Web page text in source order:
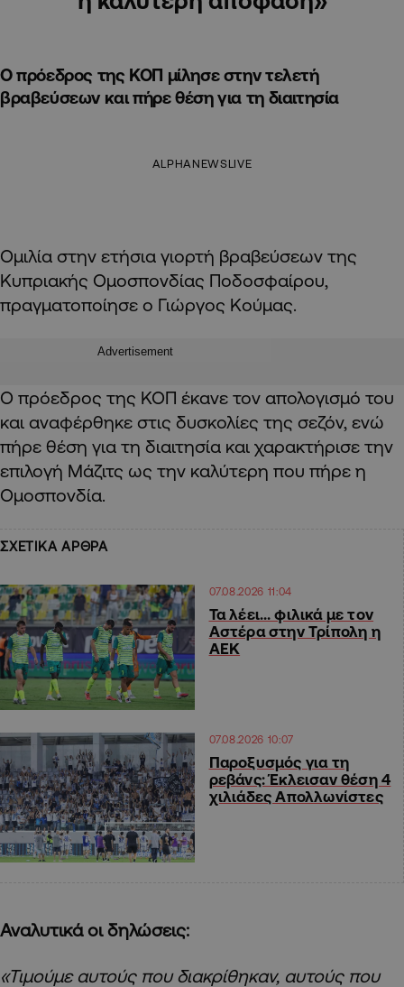
Ο πρόεδρος της ΚΟΠ μίλησε στην τελετή
βραβεύσεων και πήρε θέση για τη διαιτησία
ALPHANEWSLIVE
Ομιλία στην ετήσια γιορτή βραβεύσεων της
Κυπριακής Ομοσπονδίας Ποδοσφαίρου,
πραγματοποίησε ο Γιώργος Κούμας.
Advertisement
Ο πρόεδρος της ΚΟΠ έκανε τον απολογισμό του
και αναφέρθηκε στις δυσκολίες της σεζόν, ενώ
πήρε θέση για τη διαιτησία και χαρακτήρισε την
επιλογή Μάζιτς ως την καλύτερη που πήρε η
Ομοσπονδία.
ΣΧΕΤΙΚΑ ΑΡΘΡΑ
07.08.2026 11:04
Τα λέει… φιλικά με τον
Αστέρα στην Τρίπολη η
ΑΕΚ
07.08.2026 10:07
Παροξυσμός για τη
ρεβάνς: Έκλεισαν θέση 4
χιλιάδες Απολλωνίστες
Αναλυτικά οι δηλώσεις:
«Τιμούμε αυτούς που διακρίθηκαν, αυτούς που